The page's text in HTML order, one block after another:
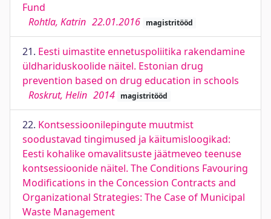
Fund
Rohtla, Katrin 22.01.2016 magistritööd
21. Eesti uimastite ennetuspoliitika rakendamine
üldhariduskoolide näitel. Estonian drug
prevention based on drug education in schools
Roskrut, Helin 2014 magistritööd
22. Kontsessioonilepingute muutmist
soodustavad tingimused ja käitumisloogikad:
Eesti kohalike omavalitsuste jäätmeveo teenuse
kontsessioonide näitel. The Conditions Favouring
Modifications in the Concession Contracts and
Organizational Strategies: The Case of Municipal
Waste Management